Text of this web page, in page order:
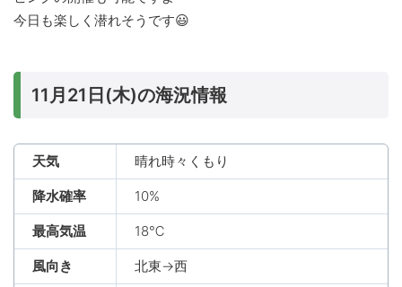
今日も楽しく潜れそうです😃
11月21日(木)の海況情報
天気 晴れ時々くもり
降水確率 10%
最高気温 18℃
風向き 北東→西